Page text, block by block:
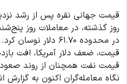
روز گذشته، در معاملات روز
در محدوده ۶۱.۷۰
قیمت، ضعف دلار آمریکا، افت
قیمت نفت همچنان از روند